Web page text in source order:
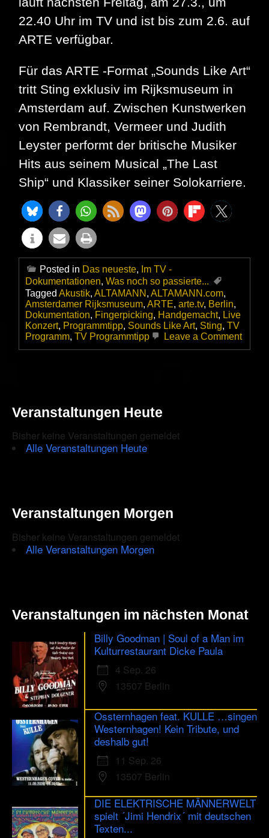
22.40 Uhr im TV und ist bis zum 2.6. auf
ARTE verfügbar.
Für das ARTE -Format „Sounds Like Art“
tritt Sting exklusiv im Rijksmuseum in
Amsterdam auf. Zwischen Kunstwerken
von Rembrandt, Vermeer und Judith
Leyster performt der britische Musiker
Hits aus seinem Musical „The Last
Ship“ und Klassiker seiner Solokarriere.
Posted in Das neueste, Im TV -
Dokumentationen, Was noch so passierte...
Tagged Akustik, ALTAMANN , ALTAMANN.com,
Amsterdamer Rijksmuseum, ARTE, arte.tv, Berlin,
Dokumentation, Fingerpicking, Handgemacht, Live
Konzert, Programmtipp, Sounds Like Art, Sting, TV
Programm, TV Programmtipp Leave a Commenton
Veranstaltungen Heute
Bisher keine Veranstaltungen gemeldet
Alle Veranstaltungen Heute
Veranstaltungen Morgen
Bisher keine Veranstaltungen gemeldet
Alle Veranstaltungen Morgen
Veranstaltungen im nächsten Monat
Billy Goodman | Soul of a Man im
Kulturrestaurant Dicke Paula
4 Sep. 26
13507 Berlin
Ossternhagen feat. KULLE …singen
Westernhagen! Kein Tribute, und
deshalb gut!
11 Sep. 26
13507 Berlin
DIE ELEKTRISCHE MÄNNERWELT
spielt ´Jimi Hendrix´ mit deutschen
Texten...